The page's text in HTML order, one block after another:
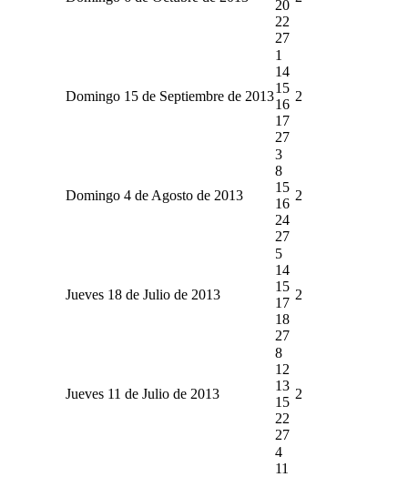
20
22
27
Domingo 15 de Septiembre de 2013
1
14
15
16
17
27
2
Domingo 4 de Agosto de 2013
3
8
15
16
24
27
2
Jueves 18 de Julio de 2013
5
14
15
17
18
27
2
Jueves 11 de Julio de 2013
8
12
13
15
22
27
2
4
11